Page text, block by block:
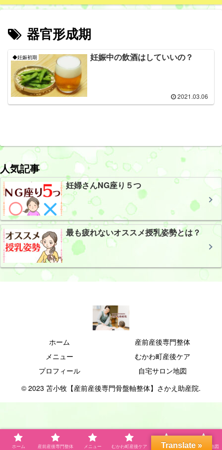
器官形成期
◆妊娠初期 妊娠中の飲酒はしていいの？
2021.03.06
人気記事
妊婦さんNG座り５つ
最も疲れないオススメ授乳姿勢とは？
ホーム
産前産後専門整体
メニュー
むかわ町産後ケア
プロフィール
自宅サロン地図
© 2023 苫小牧【産前産後専門骨盤軸整体】さかえ助産院.
ホーム 産前産後専門整体 メニュー むかわ町産後ケア プロフィール 自宅サロン地図
Translate »